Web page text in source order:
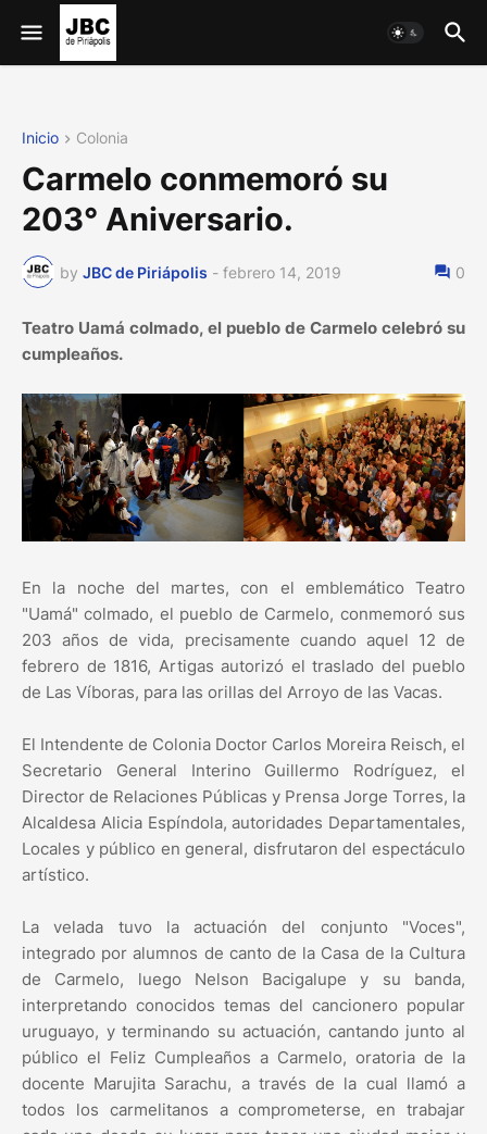
Inicio Colonia
Carmelo conmemoró su
203° Aniversario.
by JBC de Piriápolis - febrero 14, 2019 0
Teatro Uamá colmado, el pueblo de Carmelo celebró su
cumpleaños.
En la noche del martes, con el emblemático Teatro
"Uamá" colmado, el pueblo de Carmelo, conmemoró sus
203 años de vida, precisamente cuando aquel 12 de
febrero de 1816, Artigas autorizó el traslado del pueblo
de Las Víboras, para las orillas del Arroyo de las Vacas.
El Intendente de Colonia Doctor Carlos Moreira Reisch, el
Secretario General Interino Guillermo Rodríguez, el
Director de Relaciones Públicas y Prensa Jorge Torres, la
Alcaldesa Alicia Espíndola, autoridades Departamentales,
Locales y público en general, disfrutaron del espectáculo
artístico.
La velada tuvo la actuación del conjunto "Voces",
integrado por alumnos de canto de la Casa de la Cultura
de Carmelo, luego Nelson Bacigalupe y su banda,
interpretando conocidos temas del cancionero popular
uruguayo, y terminando su actuación, cantando junto al
público el Feliz Cumpleaños a Carmelo, oratoria de la
docente Marujita Sarachu, a través de la cual llamó a
todos los carmelitanos a comprometerse, en trabajar